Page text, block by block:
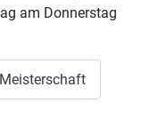
am Donnerstag